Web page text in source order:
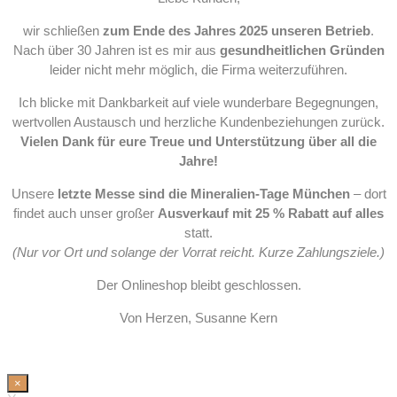
wir schließen zum Ende des Jahres 2025 unseren Betrieb.
Nach über 30 Jahren ist es mir aus gesundheitlichen Gründen
leider nicht mehr möglich, die Firma weiterzuführen.
Ich blicke mit Dankbarkeit auf viele wunderbare Begegnungen,
wertvollen Austausch und herzliche Kundenbeziehungen zurück.
Vielen Dank für eure Treue und Unterstützung über all die
Jahre!
Unsere letzte Messe sind die Mineralien-Tage München– dort
findet auch unser großer Ausverkauf mit 25 % Rabatt auf alles
statt.
(Nur vor Ort und solange der Vorrat reicht. Kurze Zahlungsziele.)
Der Onlineshop bleibt geschlossen.
Von Herzen, Susanne Kern
×